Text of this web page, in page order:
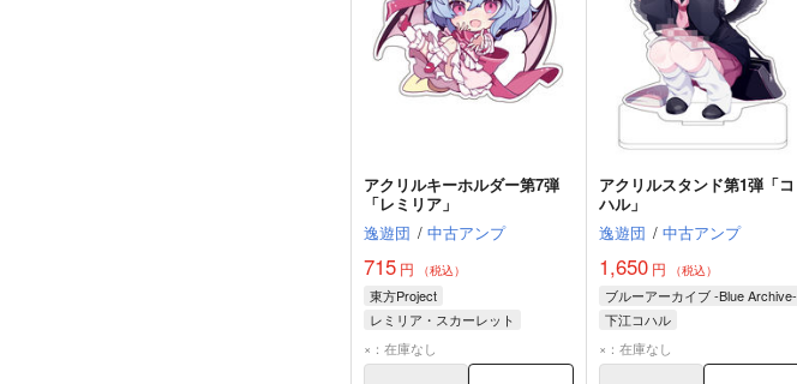
アクリルキーホルダー第7弾
「レミリア」
逸遊団 / 中古アンプ
715 円 （税込）
東方Project
レミリア・スカーレット
×：在庫なし
アクリルスタンド第1弾「コ
ハル」
逸遊団 / 中古アンプ
1,650円 （税込）
ブルーアーカイブ -Blue Archive-
下江コハル
×：在庫なし